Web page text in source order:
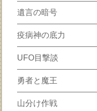
遺言の暗号
疫病神の底力
UFO目撃談
勇者と魔王
山分け作戦